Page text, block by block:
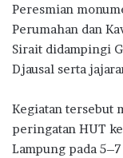
Peresmian
Perumahan dan
Sirait didampingi
Djausal serta
Kegiatan tersebut
peringatan HUT
Lampung pada